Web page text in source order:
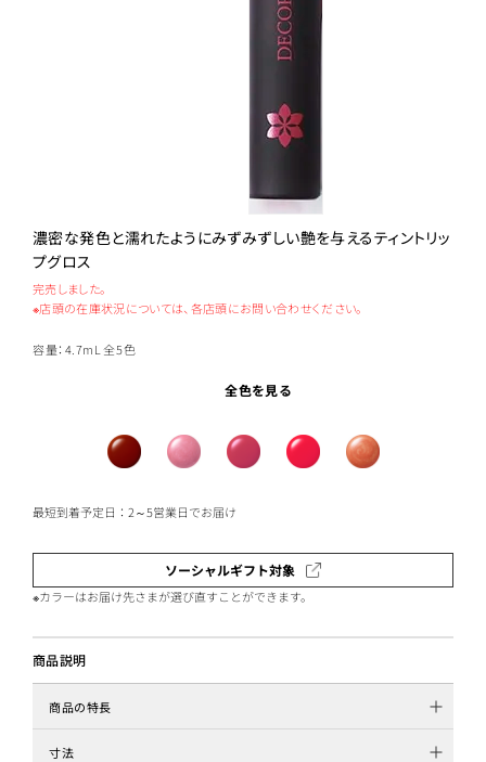
濃密な発色と濡れたようにみずみずしい艶を与えるティントリッ
プグロス
完売しました。
※店頭の在庫状況については、各店頭にお問い合わせください。
容量：4.7mL 全5色
全色を見る
最短到着予定日：2～5営業日でお届け
ソーシャルギフト対象
※カラーはお届け先さまが選び直すことができます。
商品説明
商品の特長
寸法